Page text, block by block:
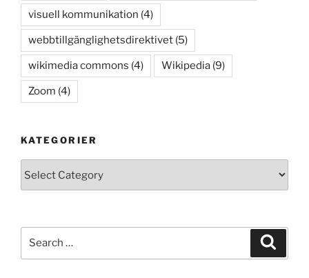
visuell kommunikation (4)
webbtillgänglighetsdirektivet (5)
wikimedia commons (4) Wikipedia (9)
Zoom (4)
KATEGORIER